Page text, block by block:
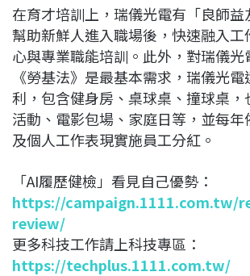
在育才培訓上，瑞儀光電有「良師
幫助新鮮人進入職場後，快速融入
心與專業職能培訓。此外，對瑞儀
《勞基法》是最基本需求，瑞儀光
利，包含健身房、桌球桌、撞球桌，
活動、電影包場、家庭日等，並每年
及個人工作表現實施員工分紅。
「AI履歷健檢」看見自己優勢：
https://campaign.1111.com.tw/
review/
更多科技工作請上科技專區：
https://techplus.1111.com.tw/